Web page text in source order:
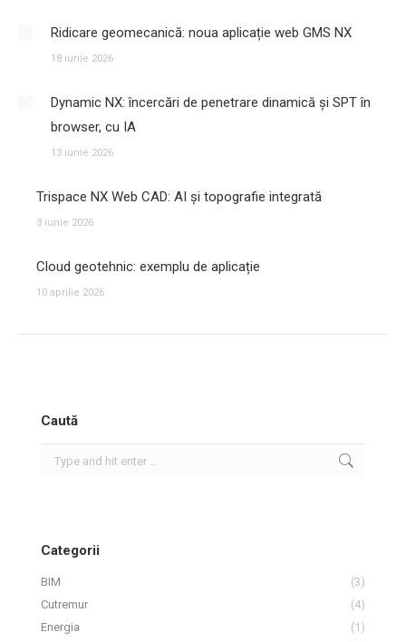
Ridicare geomecanică: noua aplicație web GMS NX
18 iunie 2026
Dynamic NX: încercări de penetrare dinamică și SPT în
browser, cu IA
13 iunie 2026
Trispace NX Web CAD: AI și topografie integrată
3 iunie 2026
Cloud geotehnic: exemplu de aplicație
10 aprilie 2026
Caută
Categorii
BIM
(3)
Cutremur
(4)
Energia
(1)